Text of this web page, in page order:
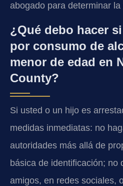
abogado para determinar
¿Qué debo hacer
por consumo de
menor de edad en
County?
Si usted o un hijo es
medidas inmediatas: no
autoridades más allá de
básica de identificación; no
amigos, en redes sociales,